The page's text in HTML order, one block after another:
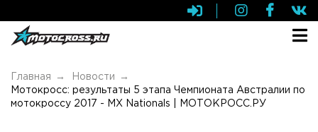
Главная
Новости
Мотокросс: результаты 5 этапа Чемпионата Австралии по
мотокроссу 2017 - MX Nationals | МОТОКРОСС.РУ